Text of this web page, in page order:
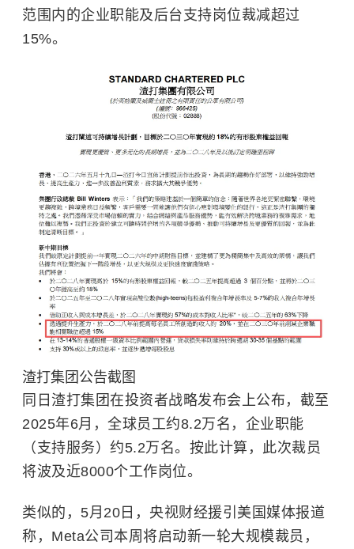
范围内的企业职能及后台支持岗位裁减超过
15%。
渣打集团公告截图
同日渣打集团在投资者战略发布会上公布，截至
2025年6月，全球员工约8.2万名，企业职能
（支持服务）约5.2万名。按此计算，此次裁员
将波及近8000个工作岗位。
类似的，5月20日，央视财经援引美国媒体报道
称，Meta公司本周将启动新一轮大规模裁员，